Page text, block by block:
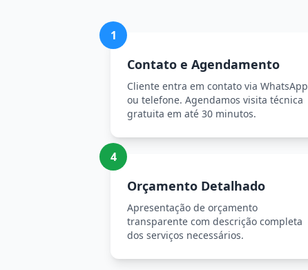
1
Contato e Agendamento
Cliente entra em contato via WhatsApp
ou telefone. Agendamos visita técnica
gratuita em até 30 minutos.
4
Orçamento Detalhado
Apresentação de orçamento
transparente com descrição completa
dos serviços necessários.